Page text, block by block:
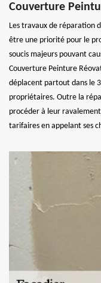
Couverture
Les travaux de réparation
être une priorité pour le
soucis majeurs pouvant
Couverture Peinture
déplacent partout dans le
propriétaires. Outre la
procéder à leur
tarifaires en appelant ses